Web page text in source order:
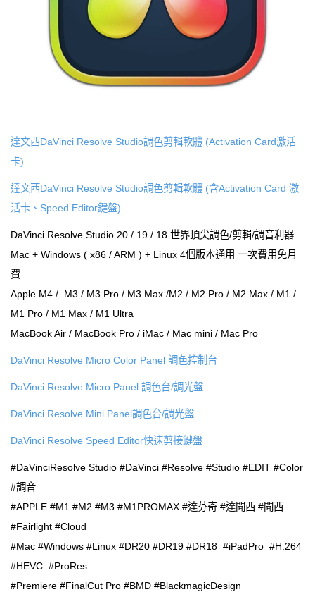
達文西DaVinci Resolve Studio調色剪輯軟體 (Activation Card激活
卡)
達文西DaVinci Resolve Studio調色剪輯軟體 (含Activation Card 激
活卡、Speed Editor鍵盤)
DaVinci Resolve Studio 20 / 19 / 18 世界頂尖調色/剪輯/調音利器
Mac + Windows ( x86 / ARM ) + Linux 4個版本通用 一次費用免月
費
Apple M4 / M3 / M3 Pro / M3 Max /M2 / M2 Pro / M2 Max / M1 /
M1 Pro / M1 Max / M1 Ultra
MacBook Air / MacBook Pro / iMac / Mac mini / Mac Pro
DaVinci Resolve Micro Color Panel 調色控制台
DaVinci Resolve Micro Panel 調色台/調光盤
DaVinci Resolve Mini Panel調色台/調光盤
DaVinci Resolve Speed Editor快速剪接鍵盤
#DaVinciResolve Studio #DaVinci #Resolve #Studio #EDIT #Color
#調音
#APPLE #M1 #M2 #M3 #M1PROMAX #達芬奇 #達聞西 #聞西
#Fairlight #Cloud
#Mac #Windows #Linux #DR20 #DR19 #DR18 #iPadPro #H.264
#HEVC #ProRes
#Premiere #FinalCut Pro #BMD #BlackmagicDesign